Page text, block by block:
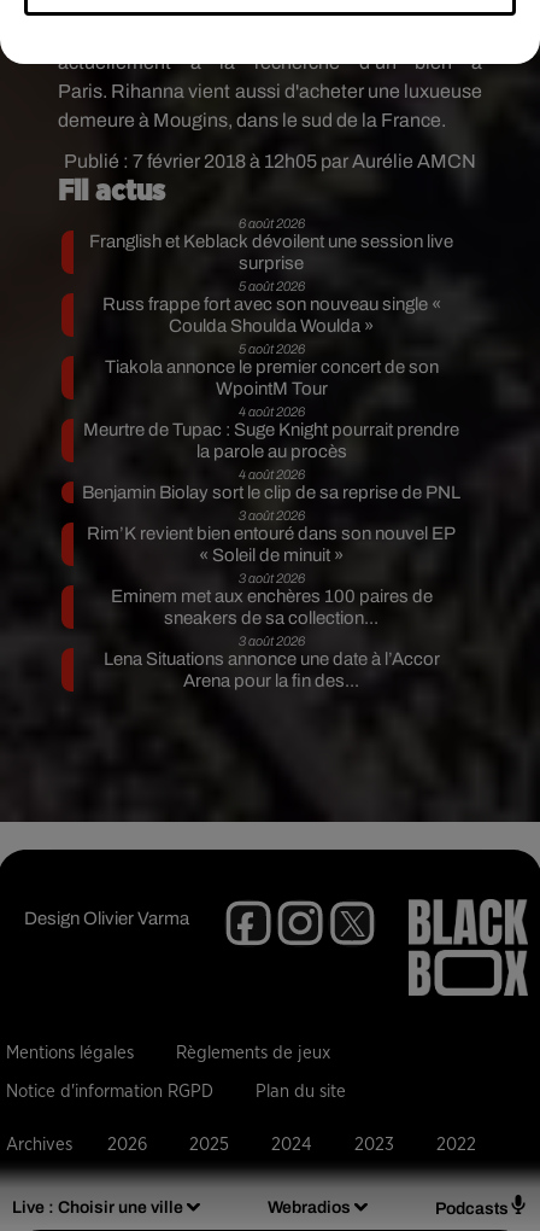
Live : Choisir une ville Webradios Podcasts
Publié : 7 février 2018 à 12h05 par Aurélie AMCN
actuellement à la recherche d’un bien à
Paris. Rihanna vient aussi d'acheter une luxueuse
demeure à Mougins, dans le sud de la France.
Fil actus
6 août 2026
Franglish et Keblack dévoilent une session live
surprise
5 août 2026
Russ frappe fort avec son nouveau single «
Coulda Shoulda Woulda »
5 août 2026
Tiakola annonce le premier concert de son
WpointM Tour
4 août 2026
Meurtre de Tupac : Suge Knight pourrait prendre
la parole au procès
4 août 2026
Benjamin Biolay sort le clip de sa reprise de PNL
3 août 2026
Rim’K revient bien entouré dans son nouvel EP
« Soleil de minuit »
3 août 2026
Eminem met aux enchères 100 paires de
sneakers de sa collection...
3 août 2026
Lena Situations annonce une date à l’Accor
Arena pour la fin des...
DesignOlivier Varma
Mentions légales Règlements de jeux
Notice d'information RGPD Plan du site
Archives 2026 2025 2024 2023 2022